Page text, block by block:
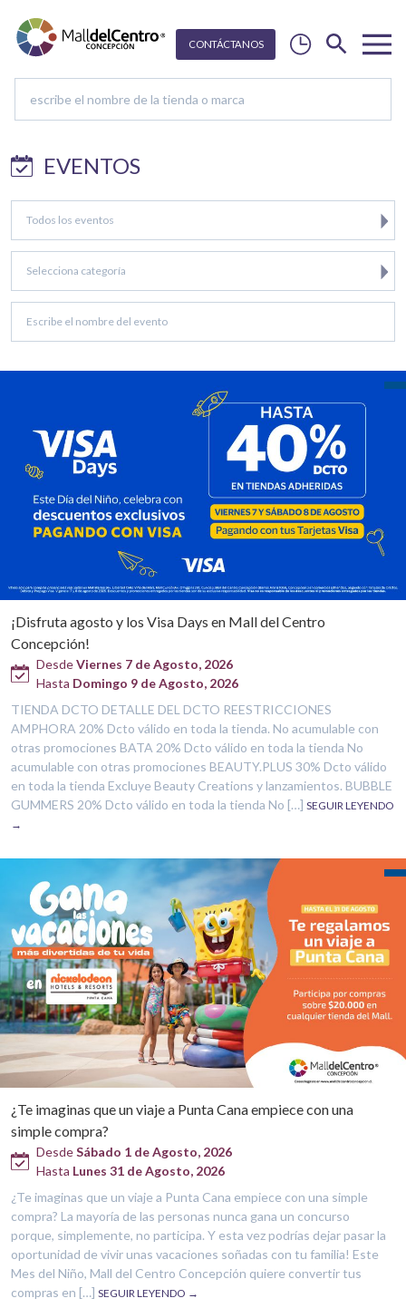
CONTÁCTANOS
EVENTOS
¡Disfruta agosto y los Visa Days en Mall del Centro
Concepción!
DesdeViernes 7 de Agosto, 2026
Hasta Domingo 9 de Agosto, 2026
TIENDA DCTO DETALLE DEL DCTO REESTRICCIONES
AMPHORA 20% Dcto válido en toda la tienda. No acumulable con
otras promociones BATA 20% Dcto válido en toda la tienda No
acumulable con otras promociones BEAUTY.PLUS 30% Dcto válido
en toda la tienda Excluye Beauty Creations y lanzamientos. BUBBLE
GUMMERS 20% Dcto válido en toda la tienda No […] SEGUIR LEYENDO
→
¿Te imaginas que un viaje a Punta Cana empiece con una
simple compra?
DesdeSábado 1 de Agosto, 2026
Hasta Lunes 31 de Agosto, 2026
¿Te imaginas que un viaje a Punta Cana empiece con una simple
compra? La mayoría de las personas nunca gana un concurso
porque, simplemente, no participa. Y esta vez podrías dejar pasar la
oportunidad de vivir unas vacaciones soñadas con tu familia! Este
Mes del Niño, Mall del Centro Concepción quiere convertir tus
compras en […] SEGUIR LEYENDO →